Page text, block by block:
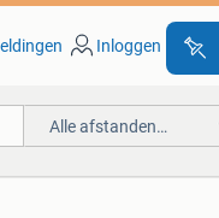
Inloggen
Alle afstanden…